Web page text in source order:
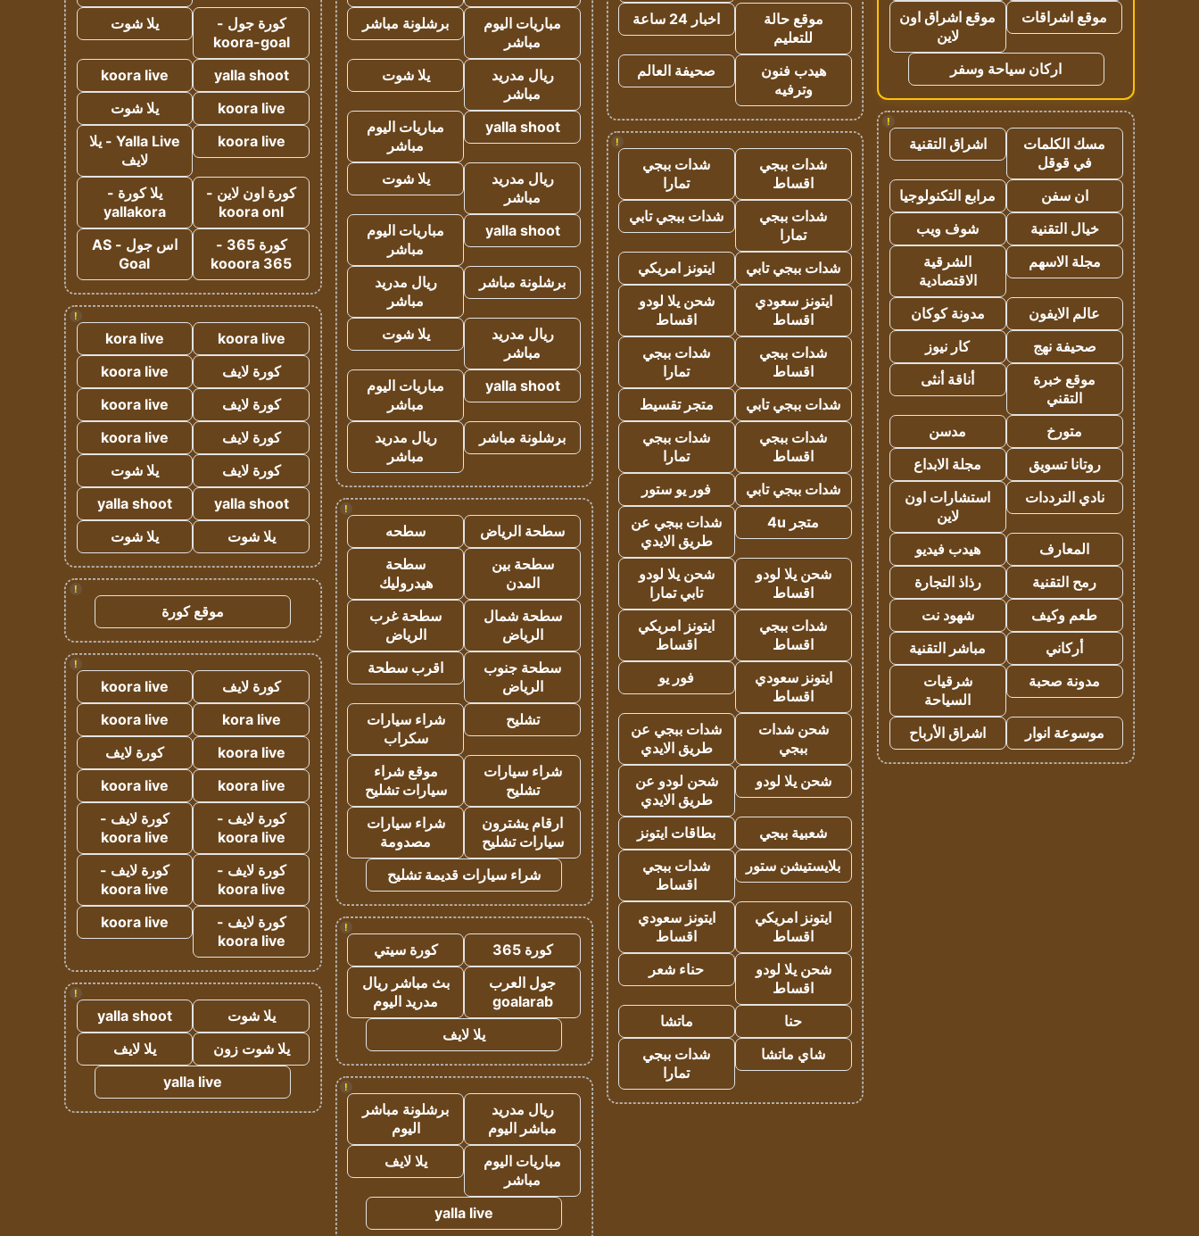
موقع اشراقات
موقع اشراق اون
لاين
اركان سياحة وسفر
!
مسك الكلمات
في قوقل
اشراق التقنية
ان سفن
مرابع التكنولوجيا
خيال التقنية
شوف ويب
مجلة الاسهم
الشرقية
الاقتصادية
عالم الايفون
مدونة كوكان
صحيفة نهج
كار نيوز
موقع خبرة
التقني
أناقة أنثى
متورخ
مدسن
روتانا تسويق
مجلة الابداع
نادي الترددات
استشارات اون
لاين
المعارف
هيدب فيديو
رمح التقنية
رذاذ التجارة
طعم وكيف
شهود نت
أركاني
مباشر التقنية
مدونة صحبة
شرقيات
السياحة
موسوعة انوار
اشراق الأرباح
موقع حالة
للتعليم
اخبار 24 ساعة
هيدب فنون
وترفيه
صحيفة العالم
!
شدات ببجي
اقساط
شدات ببجي
تمارا
شدات ببجي
تمارا
شدات ببجي تابي
شدات ببجي تابي
ايتونز امريكي
ايتونز سعودي
اقساط
شحن يلا لودو
اقساط
شدات ببجي
اقساط
شدات ببجي
تمارا
شدات ببجي تابي
متجر تقسيط
شدات ببجي
اقساط
شدات ببجي
تمارا
شدات ببجي تابي
فور يو ستور
متجر 4u
شدات ببجي عن
طريق الايدي
شحن يلا لودو
اقساط
شحن يلا لودو
تابي تمارا
شدات ببجي
اقساط
ايتونز امريكي
اقساط
ايتونز سعودي
اقساط
فور يو
شحن شدات
ببجي
شدات ببجي عن
طريق الايدي
شحن يلا لودو
شحن لودو عن
طريق الايدي
شعبية ببجي
بطاقات ايتونز
بلايستيشن ستور
شدات ببجي
اقساط
ايتونز امريكي
اقساط
ايتونز سعودي
اقساط
شحن يلا لودو
اقساط
حناء شعر
حنا
ماتشا
شاي ماتشا
شدات ببجي
تمارا
مباريات اليوم
مباشر
برشلونة مباشر
ريال مدريد
مباشر
يلا شوت
yalla shoot
مباريات اليوم
مباشر
ريال مدريد
مباشر
يلا شوت
yalla shoot
مباريات اليوم
مباشر
برشلونة مباشر
ريال مدريد
مباشر
ريال مدريد
مباشر
يلا شوت
yalla shoot
مباريات اليوم
مباشر
برشلونة مباشر
ريال مدريد
مباشر
!
سطحة الرياض
سطحه
سطحة بين
المدن
سطحة
هيدروليك
سطحة شمال
الرياض
سطحة غرب
الرياض
سطحة جنوب
الرياض
اقرب سطحة
تشليح
شراء سيارات
سكراب
شراء سيارات
تشليح
موقع شراء
سيارات تشليح
ارقام يشترون
سيارات تشليح
شراء سيارات
مصدومة
شراء سيارات قديمة تشليح
!
كورة 365
كورة سيتي
جول العرب
goalarab
بث مباشر ريال
مدريد اليوم
يلا لايف
!
ريال مدريد
مباشر اليوم
برشلونة مباشر
اليوم
مباريات اليوم
مباشر
يلا لايف
yalla live
كورة جول -
koora-goal
يلا شوت
yalla shoot
koora live
koora live
يلا شوت
koora live
Yalla Live - يلا
لايف
كورة اون لاين -
koora onl
يلا كورة -
yallakora
كورة 365 -
kooora 365
اس جول - AS
Goal
!
koora live
kora live
كورة لايف
koora live
كورة لايف
koora live
كورة لايف
koora live
كورة لايف
يلا شوت
yalla shoot
yalla shoot
يلا شوت
يلا شوت
!
موقع كورة
!
كورة لايف
koora live
kora live
koora live
koora live
كورة لايف
koora live
koora live
كورة لايف -
koora live
كورة لايف -
koora live
كورة لايف -
koora live
كورة لايف -
koora live
كورة لايف -
koora live
koora live
!
يلا شوت
yalla shoot
يلا شوت زون
يلا لايف
yalla live